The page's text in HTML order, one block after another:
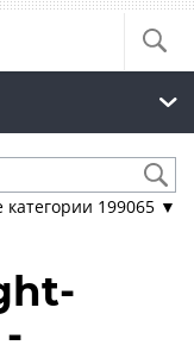
категории 199065 ▼